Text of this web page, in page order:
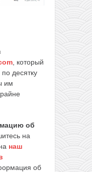
, который
десятку
им
об
на
наш
об